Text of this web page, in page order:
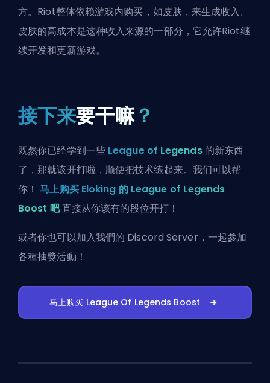
方。Riot整体依赖游戏内购买，如皮肤，来生成收入。
皮肤的高成本是这种收入来源的一部分，它允许Riot继
续开发和更新游戏。
接下来要干嘛？
既然你已经学到一些 League of Legends的新东西
了，那就该开打啦，顺便把技术练起来。我们可以帮
你！马上购买 Eloking 的 League of Legends
Boost 吧直接从你该有的段位开打！
或者你也可以加入我們的 Discord Server ，一起參加
各種抽獎活動！
马上购买 League Of Legends Boost